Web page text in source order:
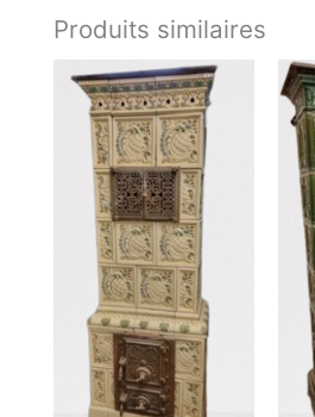
Produits similaires